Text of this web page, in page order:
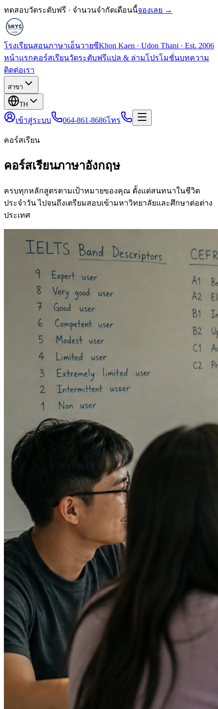
ทดสอบวัดระดับฟรี · จำนวนจำกัดเดือนนี้จองเลย →
โรงเรียนสอนภาษาเอ็นวายซีKhon Kaen · Udon Thani · Est. 2006
หน้าแรกคอร์สเรียนวัดระดับฟรีแปล & ล่ามโปรโมชั่นบทความ
ติดต่อเรา
สาขา
TH
เข้าสู่ระบบ 064-861-8686โทร
คอร์สเรียน
คอร์สเรียนภาษาอังกฤษ
ครบทุกหลักสูตรตามเป้าหมายของคุณ ตั้งแต่สนทนาในชีวิต
ประจำวัน ไปจนถึงเตรียมสอบเข้ามหาวิทยาลัยและศึกษาต่อต่าง
ประเทศ